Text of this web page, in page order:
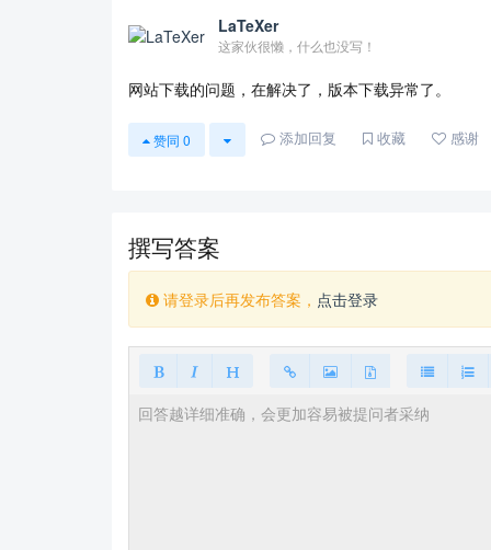
LaTeXer
这家伙很懒，什么也没写！
网站下载的问题，在解决了，版本下载异常了。
赞同 0 添加回复 收藏 感谢
撰写答案
请登录后再发布答案， 点击登录